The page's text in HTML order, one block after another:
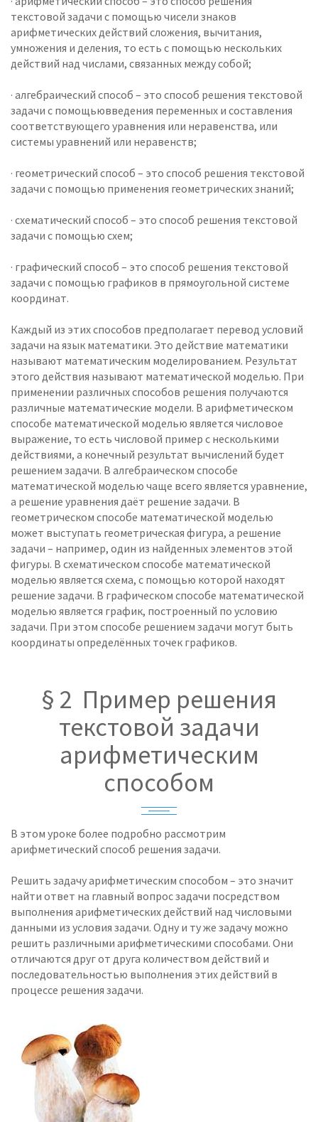
текстовой задачи с помощью чисели знаков
арифметических действий сложения, вычитания,
умножения и деления, то есть с помощью нескольких
действий над числами, связанных между собой;
· алгебраический способ – это способ решения текстовой
задачи с помощьювведения переменных и составления
соответствующего уравнения или неравенства, или
системы уравнений или неравенств;
· геометрический способ – это способ решения текстовой
задачи с помощью применения геометрических знаний;
· схематический способ – это способ решения текстовой
задачи с помощью схем;
· графический способ – это способ решения текстовой
задачи с помощью графиков в прямоугольной системе
координат.
Каждый из этих способов предполагает перевод условий
задачи на язык математики. Это действие математики
называют математическим моделированием. Результат
этого действия называют математической моделью. При
применении различных способов решения получаются
различные математические модели. В арифметическом
способе математической моделью является числовое
выражение, то есть числовой пример с несколькими
действиями, а конечный результат вычислений будет
решением задачи. В алгебраическом способе
математической моделью чаще всего является уравнение,
а решение уравнения даёт решение задачи. В
геометрическом способе математической моделью
может выступать геометрическая фигура, а решение
задачи – например, один из найденных элементов этой
фигуры. В схематическом способе математической
моделью является схема, с помощью которой находят
решение задачи. В графическом способе математической
моделью является график, построенный по условию
задачи. При этом способе решением задачи могут быть
координаты определённых точек графиков.
§ 2 Пример решения
текстовой задачи
арифметическим
способом
В этом уроке более подробно рассмотрим
арифметический способ решения задачи.
Решить задачу арифметическим способом – это значит
найти ответ на главный вопрос задачи посредством
выполнения арифметических действий над числовыми
данными из условия задачи. Одну и ту же задачу можно
решить различными арифметическими способами. Они
отличаются друг от друга количеством действий и
последовательностью выполнения этих действий в
процессе решения задачи.